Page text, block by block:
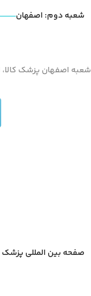
شعبه دوم: اصفهان
شعبه اصفهان پزشک کالا،
صفحه بین المللی پزشک